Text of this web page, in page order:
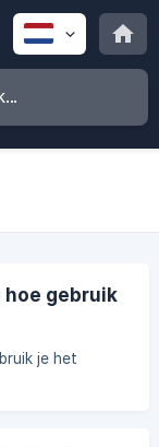
gebruik
je het